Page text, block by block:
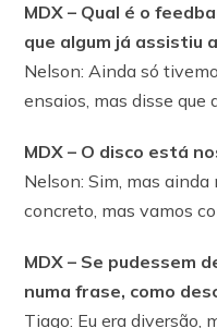
MDX – Qual é o
que algum já assistiu
Nelson: Ainda só
ensaios, mas disse que
MDX – O disco está
Nelson: Sim, mas
concreto, mas vamos
MDX – Se pudessem
numa frase, como
Tiago: Eu era diversão,